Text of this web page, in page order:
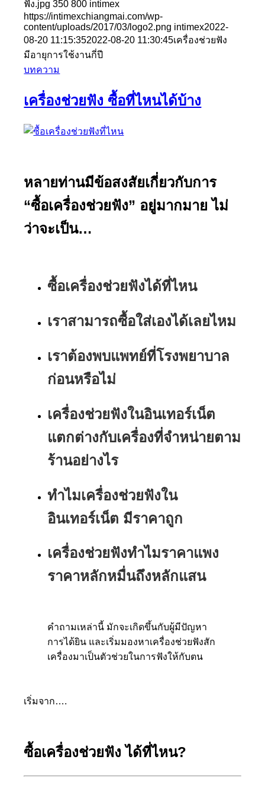
ฟัง.jpg 350 800 intimex
https://intimexchiangmai.com/wp-
content/uploads/2017/03/logo2.png intimex2022-
08-20 11:15:352022-08-20 11:30:45เครื่องช่วยฟัง
มีอายุการใช้งานกี่ปี
บทความ
เครื่องช่วยฟัง ซื้อที่ไหนได้บ้าง
หลายท่านมีข้อสงสัยเกี่ยวกับการ
“ซื้อเครื่องช่วยฟัง” อยู่มากมาย ไม่
ว่าจะเป็น…
ซื้อเครื่องช่วยฟังได้ที่ไหน
เราสามารถซื้อใส่เองได้เลยไหม
เราต้องพบแพทย์ที่โรงพยาบาล
ก่อนหรือไม่
เครื่องช่วยฟังในอินเทอร์เน็ต
แตกต่างกับเครื่องที่จำหน่ายตาม
ร้านอย่างไร
ทำไมเครื่องช่วยฟังใน
อินเทอร์เน็ต มีราคาถูก
เครื่องช่วยฟังทำไมราคาแพง
ราคาหลักหมื่นถึงหลักแสน
คำถามเหล่านี้ มักจะเกิดขึ้นกับผู้มีปัญหา
การได้ยิน และเริ่มมองหาเครื่องช่วยฟังสัก
เครื่องมาเป็นตัวช่วยในการฟังให้กับตน
เริ่มจาก….
ซื้อเครื่องช่วยฟัง ได้ที่ไหน?